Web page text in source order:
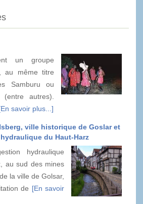
un groupe
au même titre
Samburu ou
autres).
savoir plus...]
ville historique de Goslar et
du Haut-Harz
hydraulique
au sud des mines
la ville de Golsar,
de [En savoir